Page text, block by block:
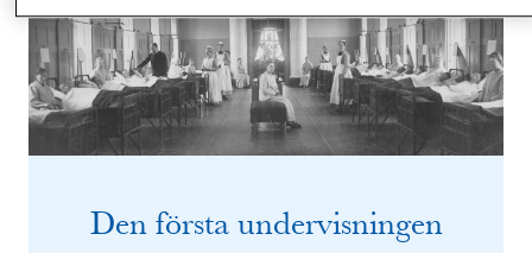
Den första undervisningen